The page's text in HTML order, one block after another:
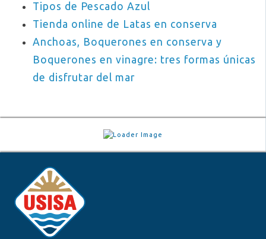
Tipos de Pescado Azul
Tienda online de Latas en conserva
Anchoas, Boquerones en conserva y
Boquerones en vinagre: tres formas únicas
de disfrutar del mar